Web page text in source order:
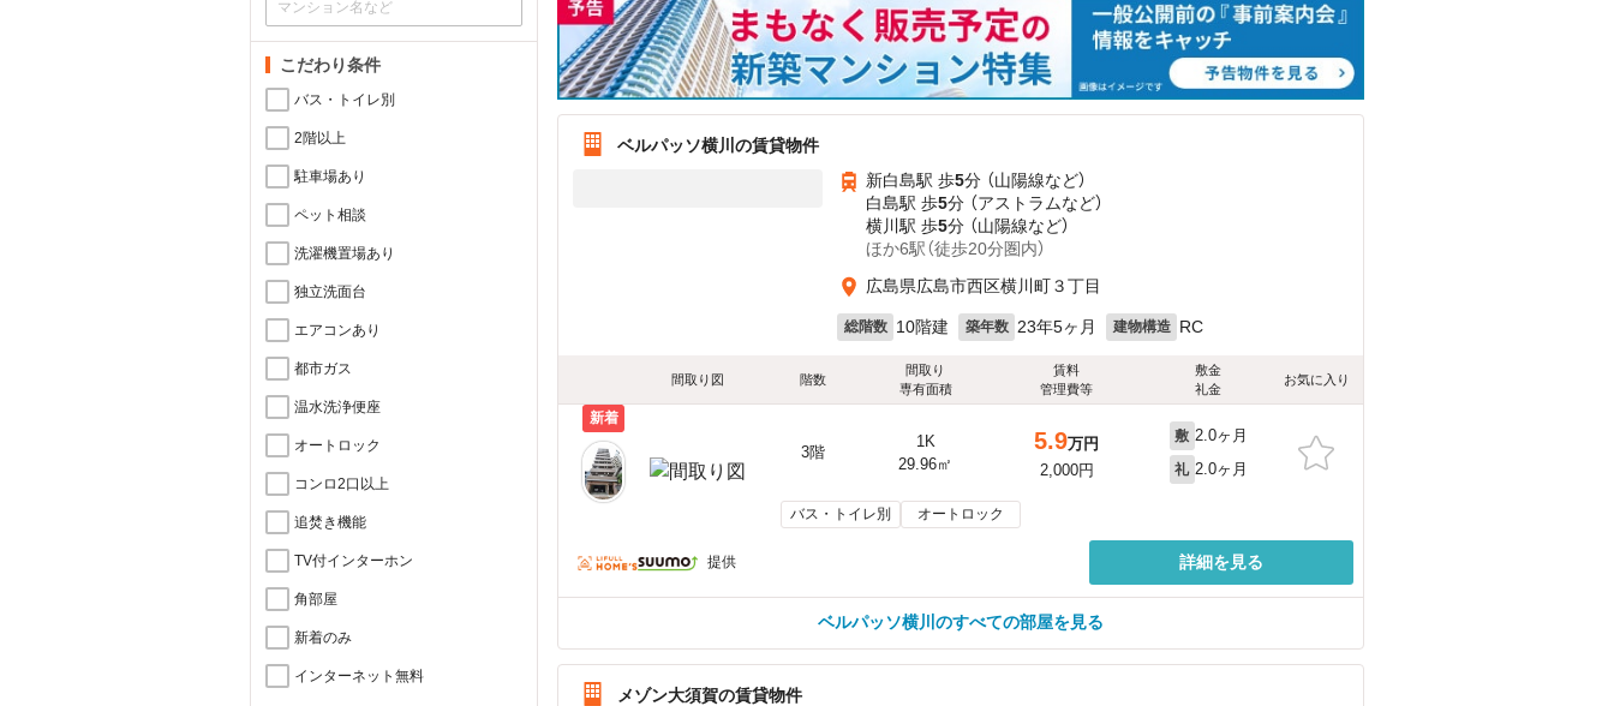
こだわり条件
バス・トイレ別
2階以上
駐車場あり
ペット相談
洗濯機置場あり
独立洗面台
エアコンあり
都市ガス
温水洗浄便座
オートロック
コンロ2口以上
追焚き機能
TV付インターホン
角部屋
新着のみ
インターネット無料
ベルパッソ横川の賃貸物件
新白島駅 歩5分 （山陽線など）
白島駅 歩5分 （アストラムなど）
横川駅 歩5分 （山陽線など）
ほか6駅（徒歩20分圏内）
広島県広島市西区横川町３丁目
総階数 10階建 築年数 23年5ヶ月 建物構造 RC
間取り図 階数
間取り
専有面積
賃料
管理費等
敷金
礼金
お気に入り
新着
3階
1K
29.96㎡
5.9万円
2,000円
敷 2.0ヶ月
礼 2.0ヶ月
バス・トイレ別 オートロック
提供 詳細を見る
ベルパッソ横川のすべての部屋を見る
メゾン大須賀の賃貸物件